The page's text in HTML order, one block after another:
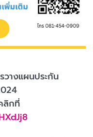
างแผนประกัน
ลิกที่